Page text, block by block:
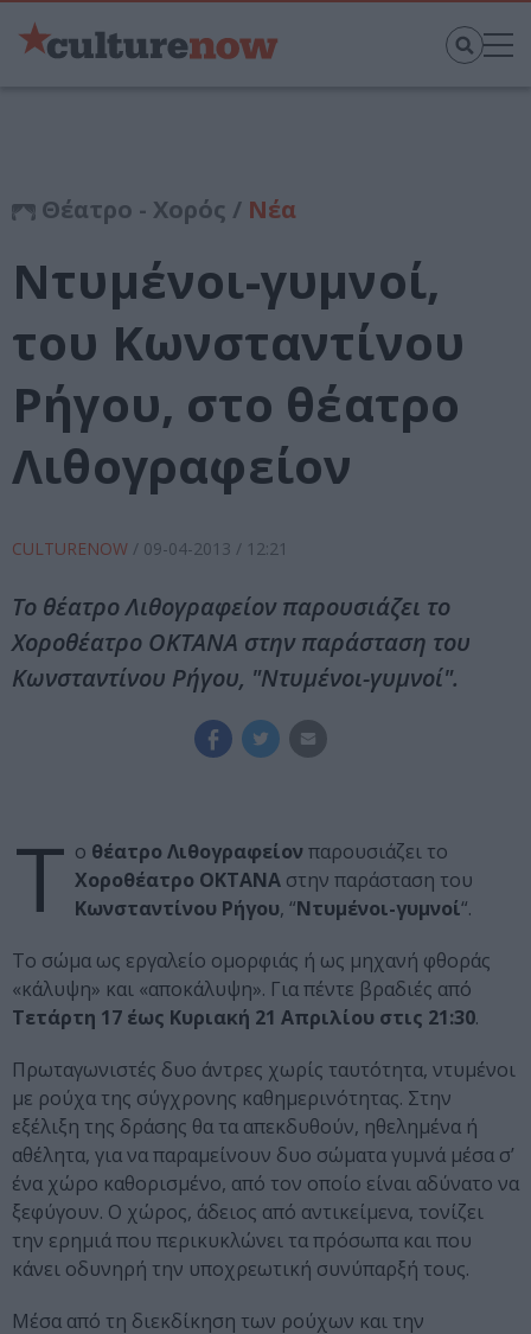
Θέατρο - Χορός / Νέα
Ντυμένοι-γυμνοί,
του Κωνσταντίνου
Ρήγου, στο θέατρο
Λιθογραφείον
CULTURENOW / 09-04-2013 / 12:21
Το θέατρο Λιθογραφείον παρουσιάζει το
Χοροθέατρο ΟΚΤΑΝΑ στην παράσταση του
Κωνσταντίνου Ρήγου, "Ντυμένοι-γυμνοί".
Τ ο θέατρο Λιθογραφείον παρουσιάζει το
Χοροθέατρο ΟΚΤΑΝΑ στην παράσταση του
Κωνσταντίνου Ρήγου, “Ντυμένοι-γυμνοί“.
Το σώμα ως εργαλείο ομορφιάς ή ως μηχανή φθοράς
«κάλυψη» και «αποκάλυψη». Για πέντε βραδιές από
Τετάρτη 17 έως Κυριακή 21 Απριλίου στις 21:30.
Πρωταγωνιστές δυο άντρες χωρίς ταυτότητα, ντυμένοι
με ρούχα της σύγχρονης καθημερινότητας. Στην
εξέλιξη της δράσης θα τα απεκδυθούν, ηθελημένα ή
αθέλητα, για να παραμείνουν δυο σώματα γυμνά μέσα σ’
ένα χώρο καθορισμένο, από τον οποίο είναι αδύνατο να
ξεφύγουν. Ο χώρος, άδειος από αντικείμενα, τονίζει
την ερημιά που περικυκλώνει τα πρόσωπα και που
κάνει οδυνηρή την υποχρεωτική συνύπαρξή τους.
Μέσα από τη διεκδίκηση των ρούχων και την